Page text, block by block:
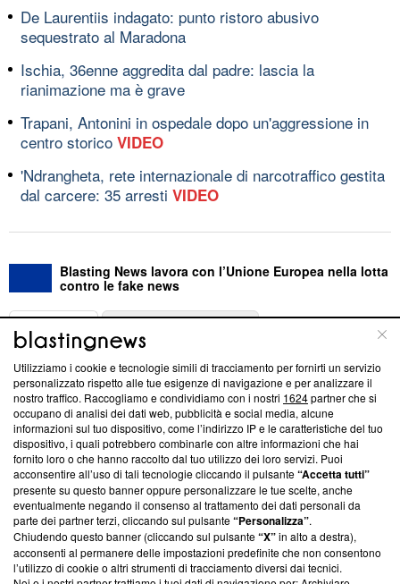
De Laurentiis indagato: punto ristoro abusivo
sequestrato al Maradona
Ischia, 36enne aggredita dal padre: lascia la
rianimazione ma è grave
Trapani, Antonini in ospedale dopo un'aggressione in
centro storico VIDEO
'Ndrangheta, rete internazionale di narcotraffico gestita
dal carcere: 35 arresti VIDEO
Blasting News lavora con l’Unione Europea nella lotta
contro le fake news
ABOUT
Questa sezione offre informazioni trasparenti su Blasting
News, sui nostri processi editoriali e su come ci impegniamo a
creare news di qualità. Inoltre, afferma la nostra aderenza a
‘Trust Project - News with Integrity’Blasting News non è
ancora membro del programma, ma ha richiesto di farne
parte; Trust Project non ha ancora effettuato una verifica di
conformità agli standard.
Su di noi
Team editoriale
Utilizziamo i cookie e tecnologie simili di tracciamento per fornirti un servizio
personalizzato rispetto alle tue esigenze di navigazione e per analizzare il
nostro traffico. Raccogliamo e condividiamo con i nostri 1624partner che si
occupano di analisi dei dati web, pubblicità e social media, alcune
informazioni sul tuo dispositivo, come l’indirizzo IP e le caratteristiche del tuo
dispositivo, i quali potrebbero combinarle con altre informazioni che hai
fornito loro o che hanno raccolto dal tuo utilizzo dei loro servizi. Puoi
acconsentire all’uso di tali tecnologie cliccando il pulsante“Accetta tutti”
presente su questo banner oppure personalizzare le tue scelte, anche
eventualmente negando il consenso al trattamento dei dati personali da
parte dei partner terzi, cliccando sul pulsante“Personalizza”.
Chiudendo questo banner (cliccando sul pulsante“X”in alto a destra),
acconsenti al permanere delle impostazioni predefinite che non consentono
l’utilizzo di cookie o altri strumenti di tracciamento diversi dai tecnici.